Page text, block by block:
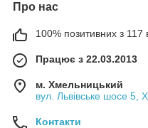
Про нас
100% позитивних з 117
Працює з 22.03.2013
м. Хмельницький
вул. Львівське шосе 5,
Контакти